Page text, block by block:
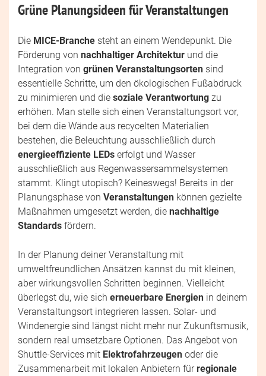
Grüne Planungsideen für Veranstaltungen
Die MICE-Branche steht an einem Wendepunkt. Die
Förderung von nachhaltiger Architektur und die
Integration von grünen Veranstaltungsorten sind
essentielle Schritte, um den ökologischen Fußabdruck
zu minimieren und die soziale Verantwortung zu
erhöhen. Man stelle sich einen Veranstaltungsort vor,
bei dem die Wände aus recycelten Materialien
bestehen, die Beleuchtung ausschließlich durch
energieeffiziente LEDs erfolgt und Wasser
ausschließlich aus Regenwassersammelsystemen
stammt. Klingt utopisch? Keineswegs! Bereits in der
Planungsphase von Veranstaltungen können gezielte
Maßnahmen umgesetzt werden, die nachhaltige
Standards fördern.
In der Planung deiner Veranstaltung mit
umweltfreundlichen Ansätzen kannst du mit kleinen,
aber wirkungsvollen Schritten beginnen. Vielleicht
überlegst du, wie sich erneuerbare Energien in deinem
Veranstaltungsort integrieren lassen. Solar- und
Windenergie sind längst nicht mehr nur Zukunftsmusik,
sondern real umsetzbare Optionen. Das Angebot von
Shuttle-Services mit Elektrofahrzeugen oder die
Zusammenarbeit mit lokalen Anbietern fürregionale